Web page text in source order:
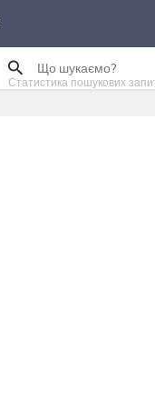
Статистика пошукових